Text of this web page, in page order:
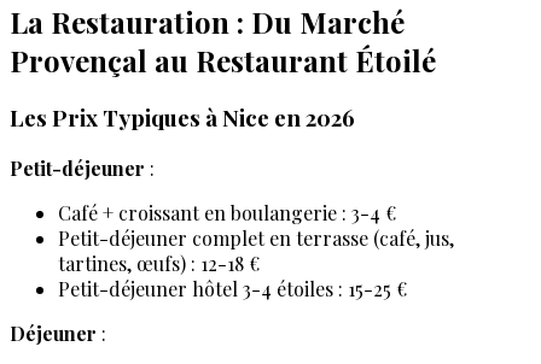
La Restauration : Du Marché
Provençal au Restaurant Étoilé
Les Prix Typiques à Nice en 2026
Petit-déjeuner :
Café + croissant en boulangerie : 3-4 €
Petit-déjeuner complet en terrasse (café, jus,
tartines, œufs) : 12-18 €
Petit-déjeuner hôtel 3-4 étoiles : 15-25 €
Déjeuner :